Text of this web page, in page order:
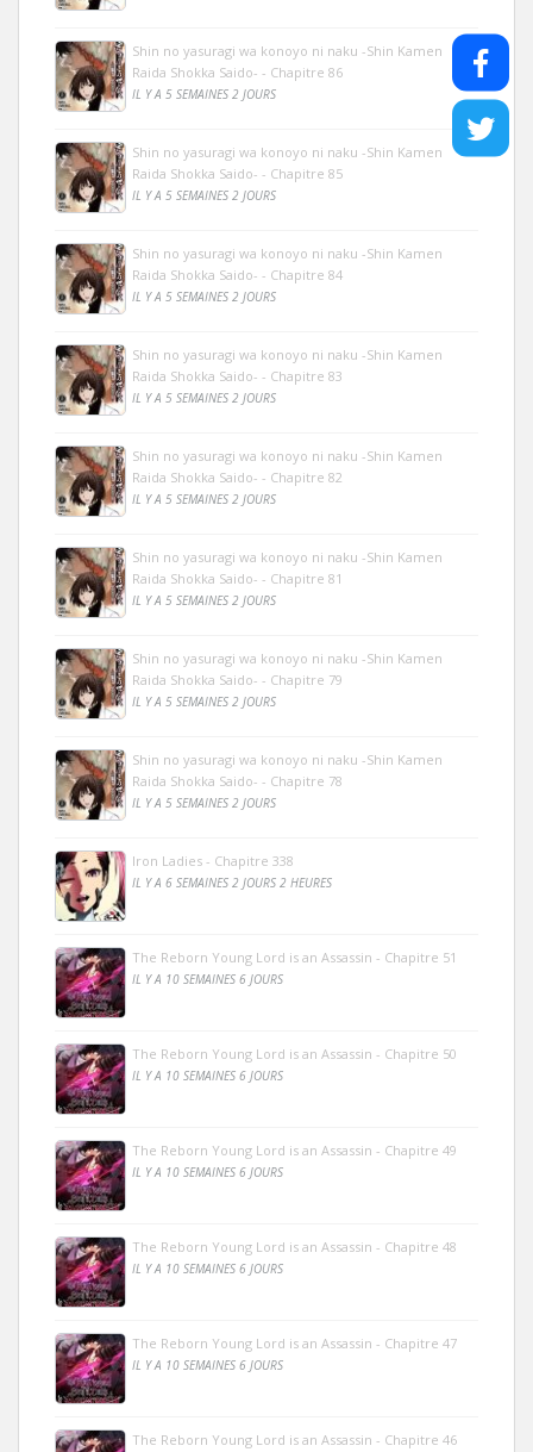
Shin no yasuragi wa konoyo ni naku -Shin Kamen
Raida Shokka Saido- - Chapitre 86
IL Y A 5 SEMAINES 2 JOURS
Shin no yasuragi wa konoyo ni naku -Shin Kamen
Raida Shokka Saido- - Chapitre 85
IL Y A 5 SEMAINES 2 JOURS
Shin no yasuragi wa konoyo ni naku -Shin Kamen
Raida Shokka Saido- - Chapitre 84
IL Y A 5 SEMAINES 2 JOURS
Shin no yasuragi wa konoyo ni naku -Shin Kamen
Raida Shokka Saido- - Chapitre 83
IL Y A 5 SEMAINES 2 JOURS
Shin no yasuragi wa konoyo ni naku -Shin Kamen
Raida Shokka Saido- - Chapitre 82
IL Y A 5 SEMAINES 2 JOURS
Shin no yasuragi wa konoyo ni naku -Shin Kamen
Raida Shokka Saido- - Chapitre 81
IL Y A 5 SEMAINES 2 JOURS
Shin no yasuragi wa konoyo ni naku -Shin Kamen
Raida Shokka Saido- - Chapitre 79
IL Y A 5 SEMAINES 2 JOURS
Shin no yasuragi wa konoyo ni naku -Shin Kamen
Raida Shokka Saido- - Chapitre 78
IL Y A 5 SEMAINES 2 JOURS
Iron Ladies - Chapitre 338
IL Y A 6 SEMAINES 2 JOURS 2 HEURES
The Reborn Young Lord is an Assassin - Chapitre 51
IL Y A 10 SEMAINES 6 JOURS
The Reborn Young Lord is an Assassin - Chapitre 50
IL Y A 10 SEMAINES 6 JOURS
The Reborn Young Lord is an Assassin - Chapitre 49
IL Y A 10 SEMAINES 6 JOURS
The Reborn Young Lord is an Assassin - Chapitre 48
IL Y A 10 SEMAINES 6 JOURS
The Reborn Young Lord is an Assassin - Chapitre 47
IL Y A 10 SEMAINES 6 JOURS
The Reborn Young Lord is an Assassin - Chapitre 46